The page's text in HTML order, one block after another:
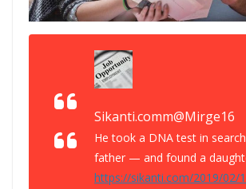
Sikanti.comm@Mirge16
He took a DNA test in
father — and found a
https://sikanti.com/2019/02/